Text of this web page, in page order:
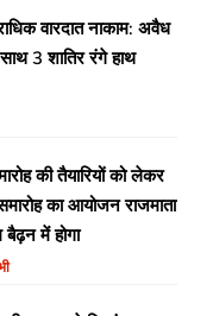
वारदात नाकाम: अवैध
3 शातिर रंगे हाथ
की तैयारियों को लेकर
का आयोजन राजमाता
में होगा